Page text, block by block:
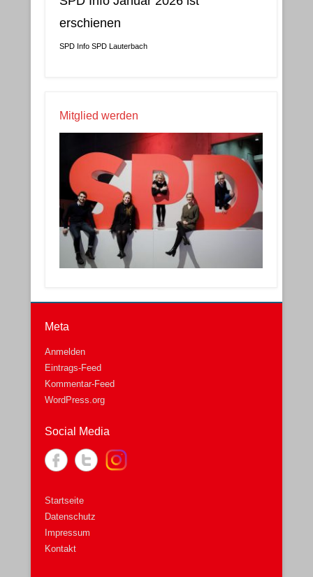
erschienen
SPD Info SPD Lauterbach
Mitglied werden
Meta
Anmelden
Eintrags-Feed
Kommentar-Feed
WordPress.org
Social Media
Startseite
Datenschutz
Impressum
Kontakt